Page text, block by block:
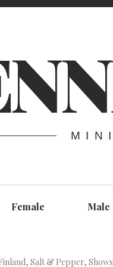
Female Male
, Salt & Pepper, Shows